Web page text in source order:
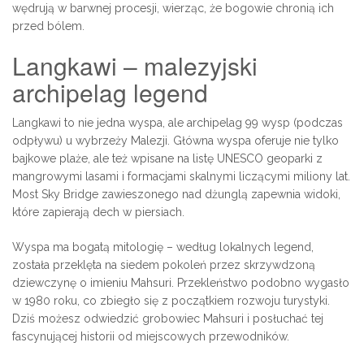
wędrują w barwnej procesji, wierząc, że bogowie chronią ich
przed bólem.
Langkawi – malezyjski
archipelag legend
Langkawi to nie jedna wyspa, ale archipelag 99 wysp (podczas
odpływu) u wybrzeży Malezji. Główna wyspa oferuje nie tylko
bajkowe plaże, ale też wpisane na listę UNESCO geoparki z
mangrowymi lasami i formacjami skalnymi liczącymi miliony lat.
Most Sky Bridge zawieszonego nad dżunglą zapewnia widoki,
które zapierają dech w piersiach.
Wyspa ma bogatą mitologię – według lokalnych legend,
została przeklęta na siedem pokoleń przez skrzywdzoną
dziewczynę o imieniu Mahsuri. Przekleństwo podobno wygasło
w 1980 roku, co zbiegło się z początkiem rozwoju turystyki.
Dziś możesz odwiedzić grobowiec Mahsuri i posłuchać tej
fascynującej historii od miejscowych przewodników.